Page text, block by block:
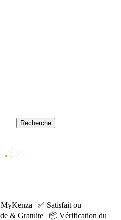
Recherche
| ✅ Satisfait ou
& Gratuite | 📦 Vérification du